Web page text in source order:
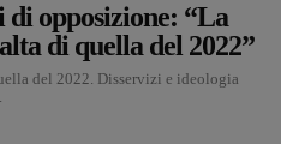
di opposizione: “La
di quella del 2022”
del 2022. Disservizi e ideologia